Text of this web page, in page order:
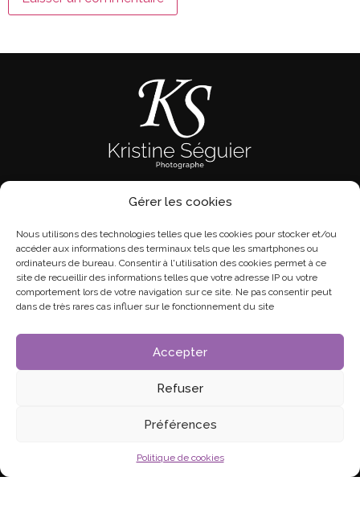
Gérer les cookies
Nous utilisons des technologies telles que les cookies pour stocker et/ou
accéder aux informations des terminaux tels que les smartphones ou
ordinateurs de bureau. Consentir à l'utilisation des cookies permet à ce
site de recueillir des informations telles que votre adresse IP ou votre
comportement lors de votre navigation sur ce site. Ne pas consentir peut
dans de très rares cas influer sur le fonctionnement du site
Accepter
Refuser
Préférences
Politique de cookies
Tel :07 81 62 89 37
E-mail : kristine.seguier@gmail.com
voient pas